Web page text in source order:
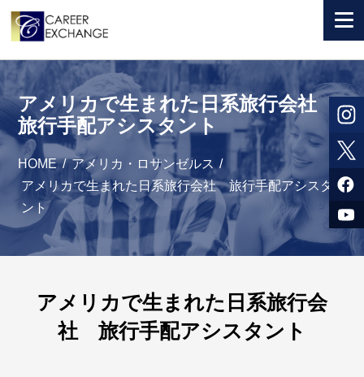
+ 国から選ぶ
+ 目的から選ぶ
求人検索
参加者体験談
よくある質問
+ お申込のご案内
+ 会社情報
カウンセラー募集
アメリカで生まれた日系旅行会社
旅行手配アシスタント
HOME / アメリカ・ロサンゼルス /
アメリカで生まれた日系旅行会社 旅行手配アシスタ
ント
アメリカで生まれた日系旅行会
社 旅行手配アシスタント